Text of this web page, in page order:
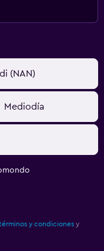
(NAN)
Mediodía
y condiciones y